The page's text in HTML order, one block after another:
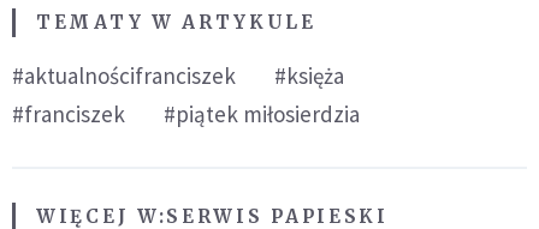
TEMATY W ARTYKULE
#aktualnościfranciszek
#księża
#franciszek
#piątek miłosierdzia
WIĘCEJ W:SERWIS PAPIESKI